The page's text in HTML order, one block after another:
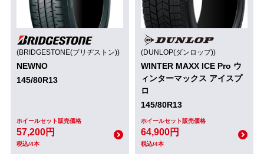
(BRIDGESTONE(ブリヂストン))
NEWNO
145/80R13
ホイールセット販売価格
57,200円
税込/4本
(DUNLOP(ダンロップ))
WINTER MAXX ICE Pro ウ
ィンターマックス アイスプ
ロ
145/80R13
ホイールセット販売価格
64,900円
税込/4本